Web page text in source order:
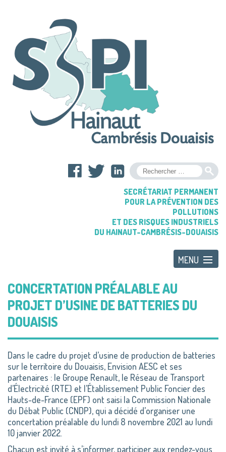
SECRÉTARIAT PERMANENT
POUR LA PRÉVENTION DES
POLLUTIONS
ET DES RISQUES INDUSTRIELS
DU HAINAUT-CAMBRÉSIS-DOUAISIS
CONCERTATION PRÉALABLE AU
PROJET D’USINE DE BATTERIES DU
DOUAISIS
Dans le cadre du projet d’usine de production de batteries
sur le territoire du Douaisis, Envision AESC et ses
partenaires : le Groupe Renault, le Réseau de Transport
d’Électricité (RTE) et l’Établissement Public Foncier des
Hauts-de-France (EPF) ont saisi la Commission Nationale
du Débat Public (CNDP), qui a décidé d’organiser une
concertation préalable du lundi 8 novembre 2021 au lundi
10 janvier 2022.
Chacun est invité à s’informer, participer aux rendez-vous